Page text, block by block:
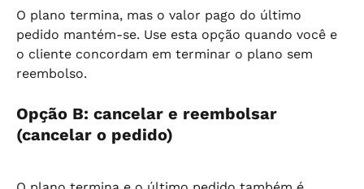
O plano termina, mas o valor pago do último
pedido mantém-se. Use esta opção quando você e
o cliente concordam em terminar o plano sem
reembolso.
Opção B: cancelar e reembolsar
(cancelar o pedido)